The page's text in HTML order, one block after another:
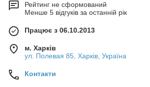
Рейтинг не сформований
Менше 5 відгуків за останній рік
Працює з 06.10.2013
м. Харків
ул. Полевая 85, Харків, Україна
Контакти